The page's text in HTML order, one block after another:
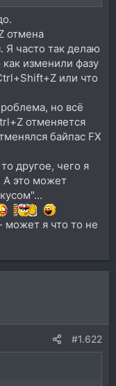
FX to active
selected tracks
отмена
Я часто так делаю
изменили фазу
или что
но всё
отменяется
байпас FX
другое, чего я
А это может
может я что то не
#1.622